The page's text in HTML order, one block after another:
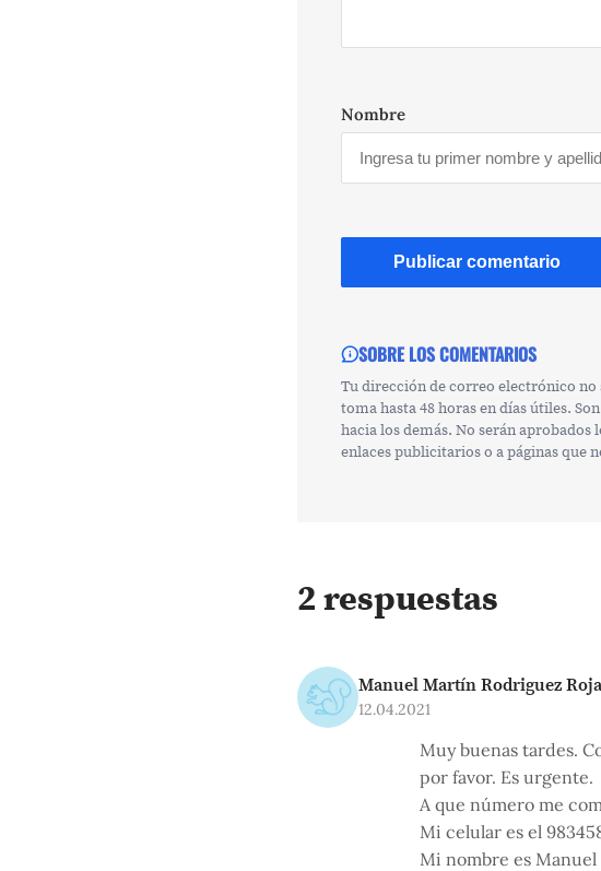
Nombre
SOBRE LOS COMENTARIOS
Tu dirección de correo electrónico
toma hasta 48 horas en días útiles.
hacia los demás. No serán
enlaces publicitarios o a páginas que
2 respuestas
Manuel Martín Rodriguez
12.04.2021
Muy buenas tardes.
por favor. Es urgente.
A que número me
Mi celular es el
Mi nombre es